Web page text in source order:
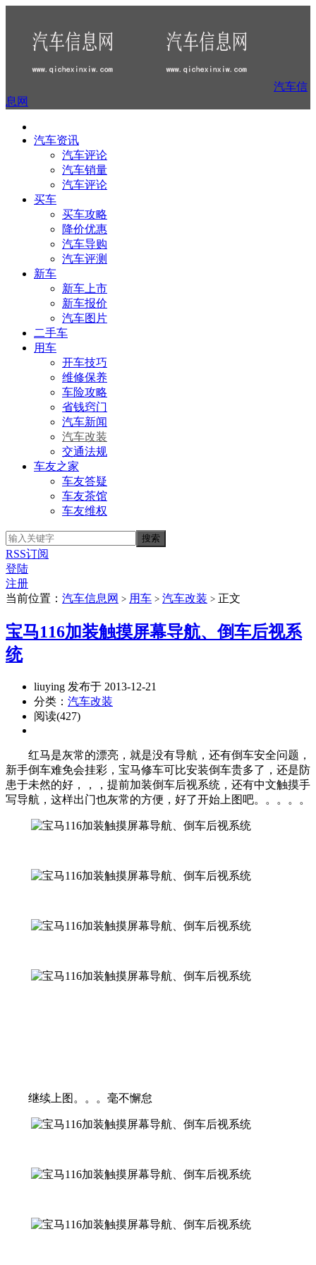
汽车信
息网
汽车资讯
汽车评论
汽车销量
汽车评论
买车
买车攻略
降价优惠
汽车导购
汽车评测
新车
新车上市
新车报价
汽车图片
二手车
用车
开车技巧
维修保养
车险攻略
省钱窍门
汽车新闻
汽车改装
交通法规
车友之家
车友答疑
车友茶馆
车友维权
RSS订阅
登陆
注册
当前位置： 汽车信息网 > 用车 > 汽车改装 > 正文
宝马116加装触摸屏幕导航、倒车后视系
统
liuying 发布于 2013-12-21
分类： 汽车改装
阅读(427)
红马是灰常的漂亮，就是没有导航，还有倒车安全问题，
新手倒车难免会挂彩，宝马修车可比安装倒车贵多了，还是防
患于未然的好，，，提前加装倒车后视系统，还有中文触摸手
写导航，这样出门也灰常的方便，好了开始上图吧。。。。。
继续上图。。。毫不懈怠